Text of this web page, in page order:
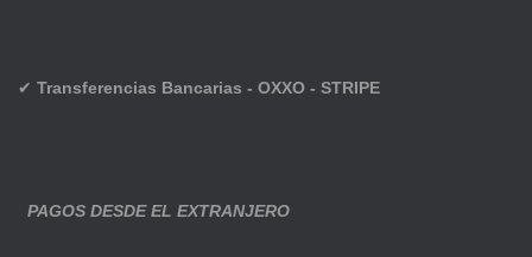
✔ Transferencias Bancarias - OXXO - STRIPE
PAGOS DESDE EL EXTRANJERO